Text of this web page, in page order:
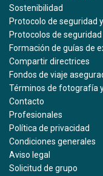
Sostenibilidad
Protocolo de seguridad
Protocolos de
Formación de guías de
Compartir directrices
Fondos de viaje
Términos de fotografía
Contacto
Profesionales
Política de privacidad
Condiciones generales
Aviso legal
Solicitud de grupo